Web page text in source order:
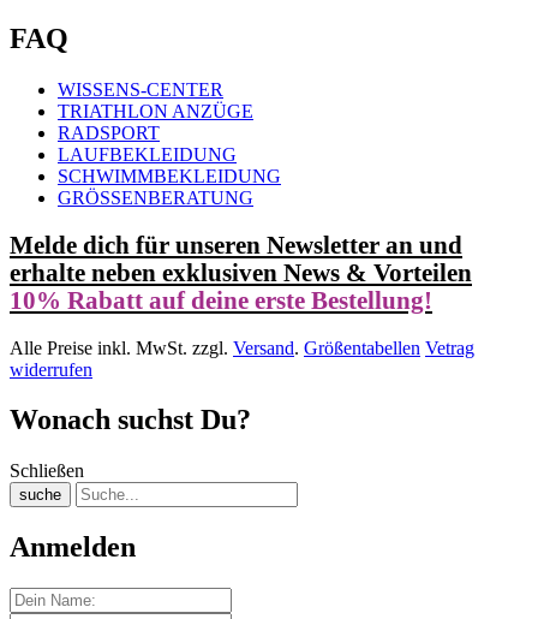
FAQ
WISSENS-CENTER
TRIATHLON ANZÜGE
RADSPORT
LAUFBEKLEIDUNG
SCHWIMMBEKLEIDUNG
GRÖSSENBERATUNG
Melde dich für unseren Newsletter an und
erhalte neben exklusiven News & Vorteilen
10% Rabatt auf deine erste Bestellung!
Alle Preise inkl. MwSt. zzgl. Versand. Größentabellen Vetrag
widerrufen
Wonach suchst Du?
Schließen
suche
Anmelden